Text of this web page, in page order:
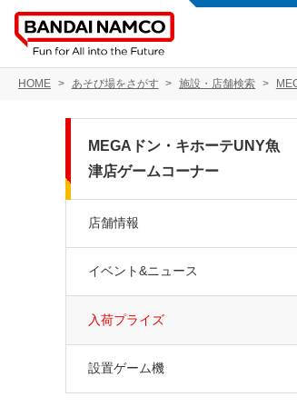
HOME あそび場をさがす 施設・店舗検索
MEGAドン・キホーテUNY魚
津店ゲームコーナー
店舗情報
イベント&ニュース
入荷プライズ
設置ゲーム機